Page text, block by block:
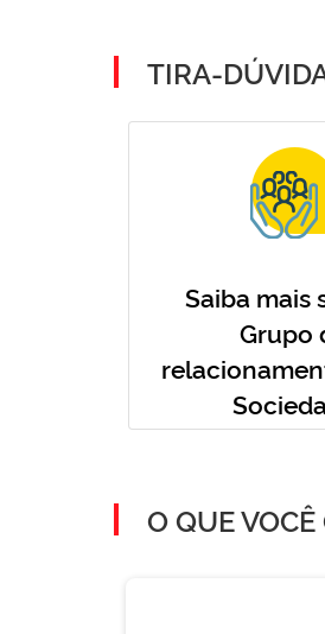
TIRA-
Saiba mais
Grupo
O QUE